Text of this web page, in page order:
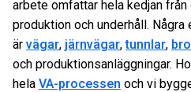
arbete omfattar hela kedjan
produktion och underhåll.
är vägar, järnvägar,tunnlar,
och produktionsanläggningar.
hela VA-processen och vi